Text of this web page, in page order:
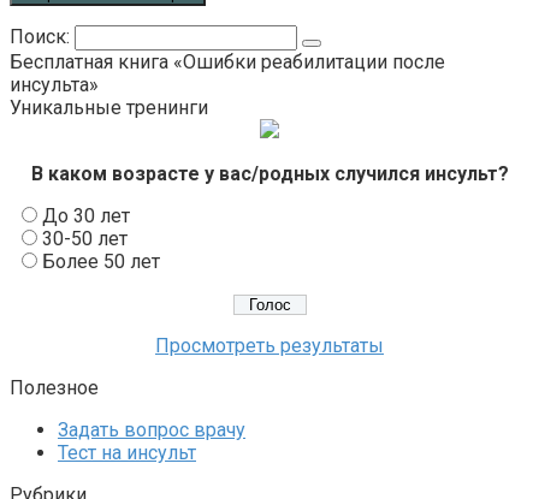
Поиск:
Бесплатная книга «Ошибки реабилитации после
инсульта»
Уникальные тренинги
В каком возрасте у вас/родных случился инсульт?
До 30 лет
30-50 лет
Более 50 лет
Просмотреть результаты
Полезное
Задать вопрос врачу
Тест на инсульт